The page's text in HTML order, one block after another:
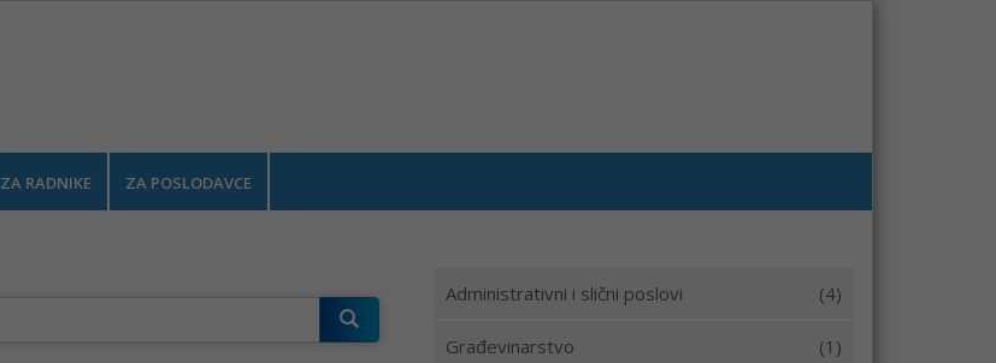
ZA RADNIKE ZA POSLODAVCE
Administrativni i slični poslovi (4)
Građevinarstvo (1)